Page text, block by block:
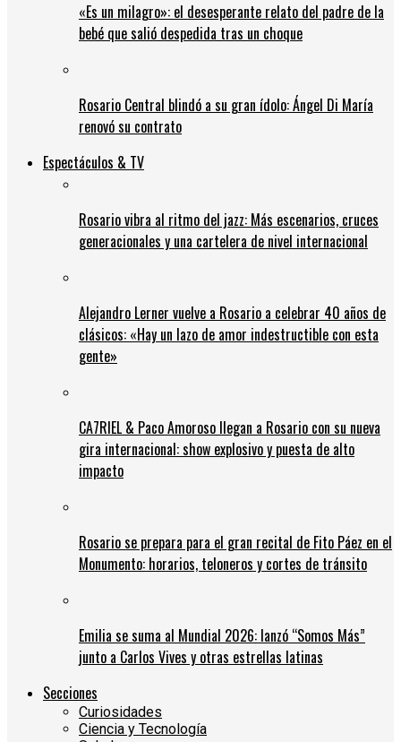
«Es un milagro»: el desesperante relato del padre de la
bebé que salió despedida tras un choque
Rosario Central blindó a su gran ídolo: Ángel Di María
renovó su contrato
Espectáculos & TV
Rosario vibra al ritmo del jazz: Más escenarios, cruces
generacionales y una cartelera de nivel internacional
Alejandro Lerner vuelve a Rosario a celebrar 40 años de
clásicos: «Hay un lazo de amor indestructible con esta
gente»
CA7RIEL & Paco Amoroso llegan a Rosario con su nueva
gira internacional: show explosivo y puesta de alto
impacto
Rosario se prepara para el gran recital de Fito Páez en el
Monumento: horarios, teloneros y cortes de tránsito
Emilia se suma al Mundial 2026: lanzó “Somos Más”
junto a Carlos Vives y otras estrellas latinas
Secciones
Curiosidades
Ciencia y Tecnología